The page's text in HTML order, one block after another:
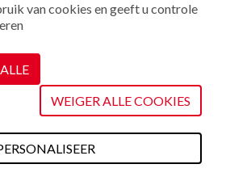
van cookies en geeft u controle
WEIGER ALLE COOKIES